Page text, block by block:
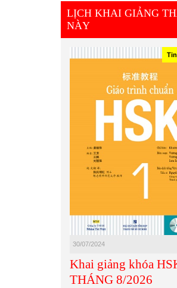
LỊCH KHAI GIẢNG
NÀY
30/07/2024
Khai giảng khóa
THÁNG 8/2026